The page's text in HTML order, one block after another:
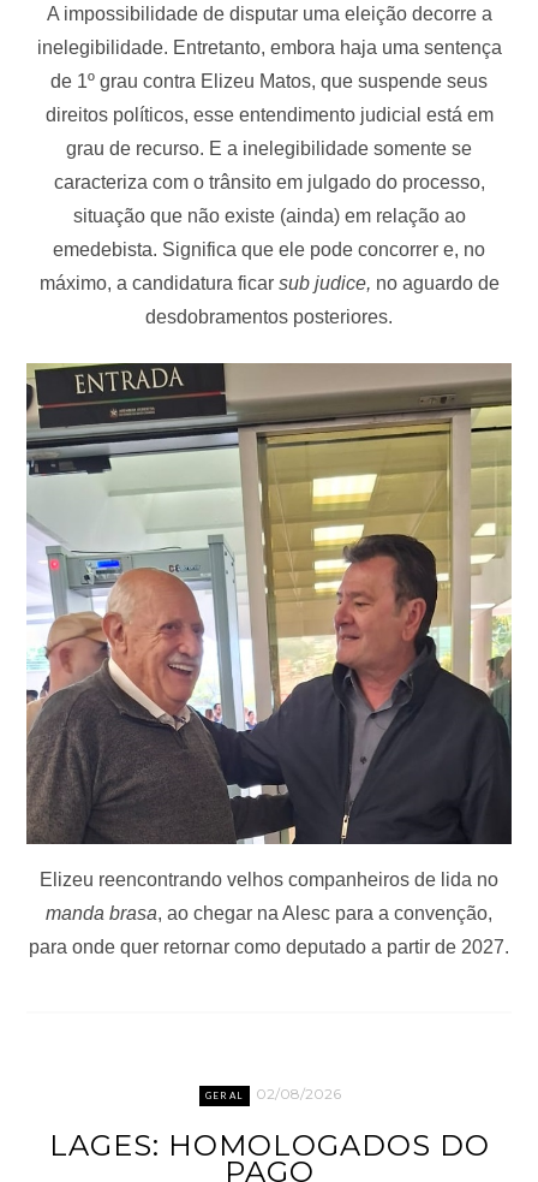
A impossibilidade de disputar uma eleição decorre a
inelegibilidade. Entretanto, embora haja uma sentença
de 1º grau contra Elizeu Matos, que suspende seus
direitos políticos, esse entendimento judicial está em
grau de recurso. E a inelegibilidade somente se
caracteriza com o trânsito em julgado do processo,
situação que não existe (ainda) em relação ao
emedebista. Significa que ele pode concorrer e, no
máximo, a candidatura ficar sub judice, no aguardo de
desdobramentos posteriores.
Elizeu reencontrando velhos companheiros de lida no
manda brasa, ao chegar na Alesc para a convenção,
para onde quer retornar como deputado a partir de 2027.
GERAL 02/08/2026
LAGES: HOMOLOGADOS DO
PAGO